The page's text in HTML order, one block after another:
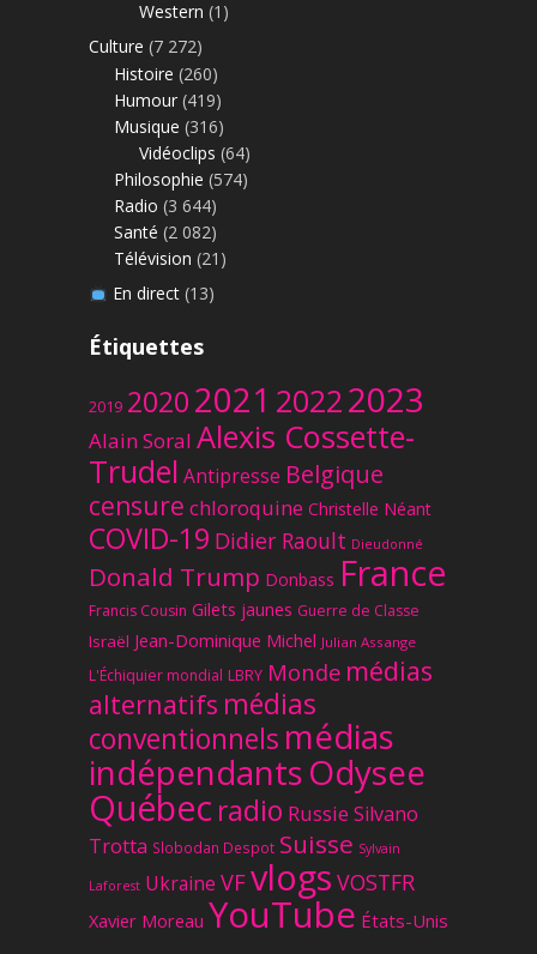
Western (1)
Culture (7 272)
Histoire (260)
Humour (419)
Musique (316)
Vidéoclips (64)
Philosophie (574)
Radio (3 644)
Santé (2 082)
Télévision (21)
En direct(13)
Étiquettes
2019 20202021 20222023
Alain Soral Alexis Cossette-
Trudel Antipresse Belgique
censure chloroquine Christelle Néant
COVID-19 Didier Raoult Dieudonné
Donald Trump Donbass France
Francis Cousin Gilets jaunes Guerre de Classe
Israël Jean-Dominique Michel Julian Assange
L'Échiquier mondial LBRY Monde médias
alternatifs médias
conventionnels médias
indépendantsOdysee
Québec radio Russie Silvano
Trotta Slobodan Despot Suisse Sylvain
Laforest Ukraine VFvlogs VOSTFR
Xavier Moreau YouTube États-Unis